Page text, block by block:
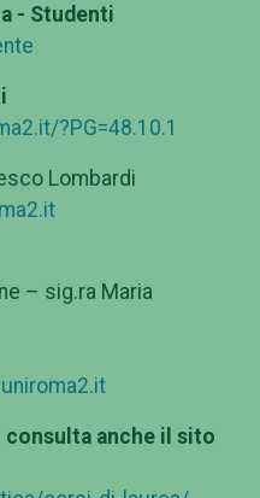
- Studenti
?PG=48.10.1
Lombardi
– sig.ra Maria
anche il sito